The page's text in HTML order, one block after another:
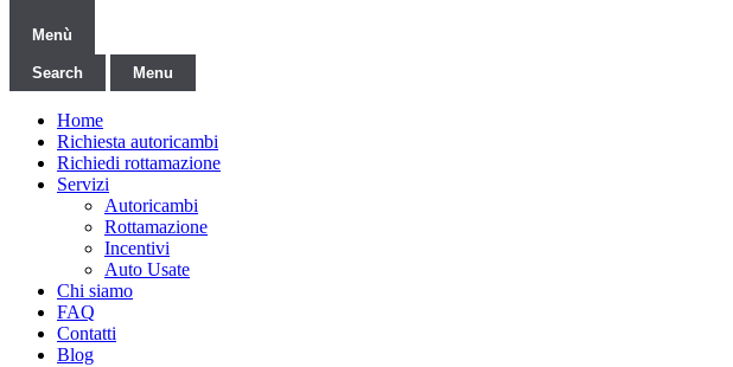
Menù
Search Menu
Home
Richiesta autoricambi
Richiedi rottamazione
Servizi
Autoricambi
Rottamazione
Incentivi
Auto Usate
Chi siamo
FAQ
Contatti
Blog